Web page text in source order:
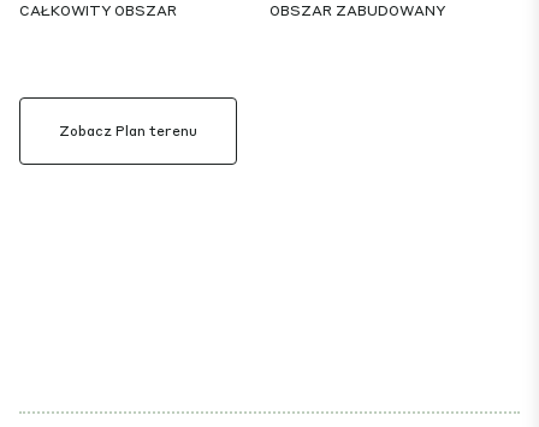
CAŁKOWITY OBSZAR OBSZAR ZABUDOWANY
Zobacz Plan terenu